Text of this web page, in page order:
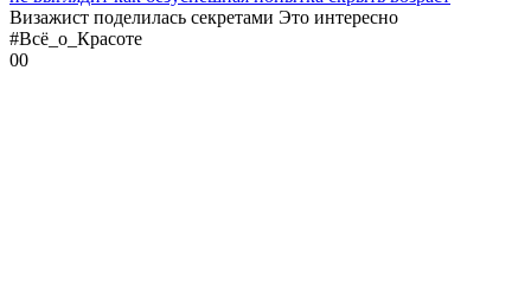
Визажист поделилась секретами Это интересно
#Всё_о_Красоте
00